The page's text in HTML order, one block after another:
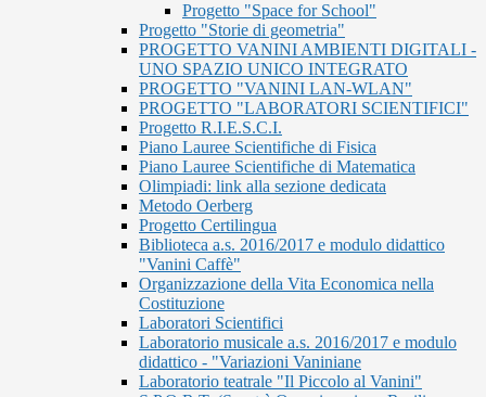
Progetto "Space for School"
Progetto "Storie di geometria"
PROGETTO VANINI AMBIENTI DIGITALI -
UNO SPAZIO UNICO INTEGRATO
PROGETTO "VANINI LAN-WLAN"
PROGETTO "LABORATORI SCIENTIFICI"
Progetto R.I.E.S.C.I.
Piano Lauree Scientifiche di Fisica
Piano Lauree Scientifiche di Matematica
Olimpiadi: link alla sezione dedicata
Metodo Oerberg
Progetto Certilingua
Biblioteca a.s. 2016/2017 e modulo didattico
"Vanini Caffè"
Organizzazione della Vita Economica nella
Costituzione
Laboratori Scientifici
Laboratorio musicale a.s. 2016/2017 e modulo
didattico - "Variazioni Vaniniane
Laboratorio teatrale "Il Piccolo al Vanini"